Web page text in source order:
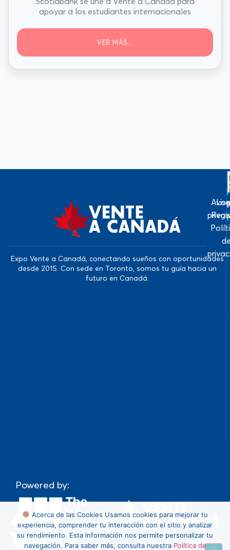
apoyar a los estudiantes internacionales
VER MÁS...
Expo Vente a Canadá, conectando sueños con oportunidades
desde 2015. Con sede en Toronto, somos tu guía hacia un
futuro en Canadá.
Powered by:
Acerca de las Cookies Usamos cookies para mejorar tu
experiencia, comprender tu interacción con el sitio y analizar
su rendimiento. Esta información nos permite personalizar tu
navegación. Para saber más, consulta nuestra Política de